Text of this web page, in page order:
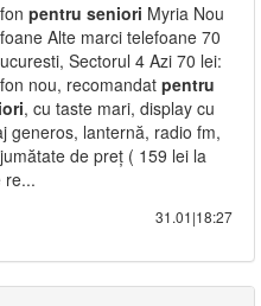
pentru seniori Myria Nou
Alte marci telefoane 70
Sectorul 4 Azi 70 lei:
nou, recomandat pentru
, cu taste mari, display cu
generos, lanternă, radio fm,
de preț ( 159 lei la
re...
31.01|18:27